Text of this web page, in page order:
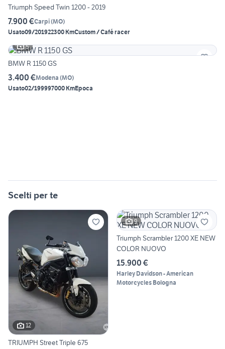
Triumph Speed Twin 1200 - 2019
7.900 €Carpi(MO)
Usato09/201922300 KmCustom / Café racer
5
BMW R 1150 GS
3.400 €Modena (MO)
Usato02/199997000 KmEpoca
Scelti per te
12
TRIUMPH Street Triple 675
9
Triumph Scrambler 1200 XE NEW
COLOR NUOVO
15.900 €
Harley Davidson - American
Motorcycles Bologna